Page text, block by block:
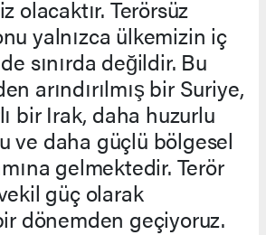
olacaktır. Terörsüz
yalnızca ülkemizin iç
sınırda değildir. Bu
arındırılmış bir Suriye,
bir Irak, daha huzurlu
ve daha güçlü bölgesel
gelmektedir. Terör
güç olarak
dönemden geçiyoruz.